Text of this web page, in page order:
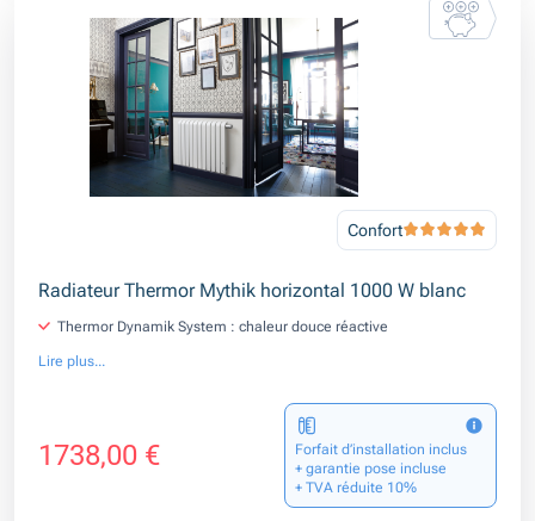
Confort
Radiateur Thermor Mythik horizontal 1000 W blanc
Thermor Dynamik System : chaleur douce réactive
Lire plus...
1738,00 €
Forfait d’installation inclus
+ garantie pose incluse
+ TVA réduite 10%